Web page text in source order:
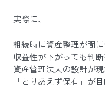
実際に、
相続時に資産整理が間
収益性が下がっても判
資産管理法人の設計が
「とりあえず保有」が